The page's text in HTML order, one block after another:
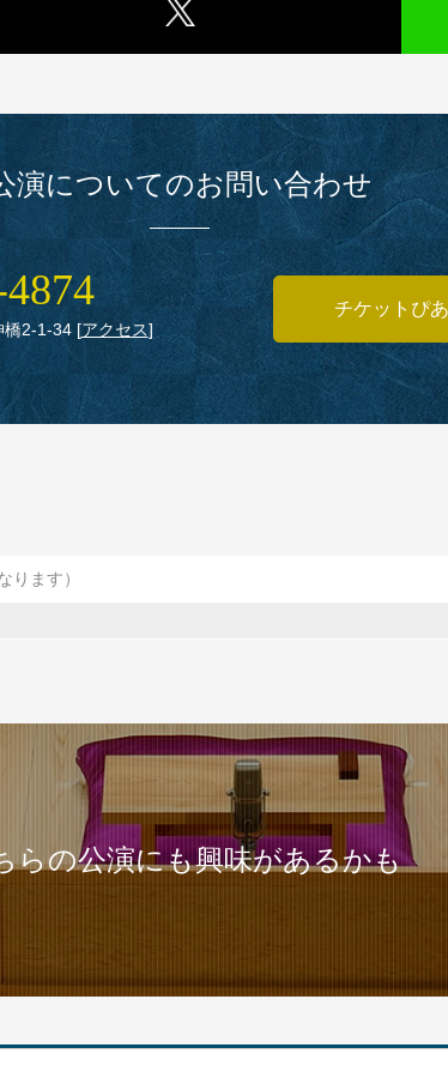
演についてのお問い合わせ
2‑1‑34[アクセス]
チケットぴ
ます）
らの公演にも興味があるかも